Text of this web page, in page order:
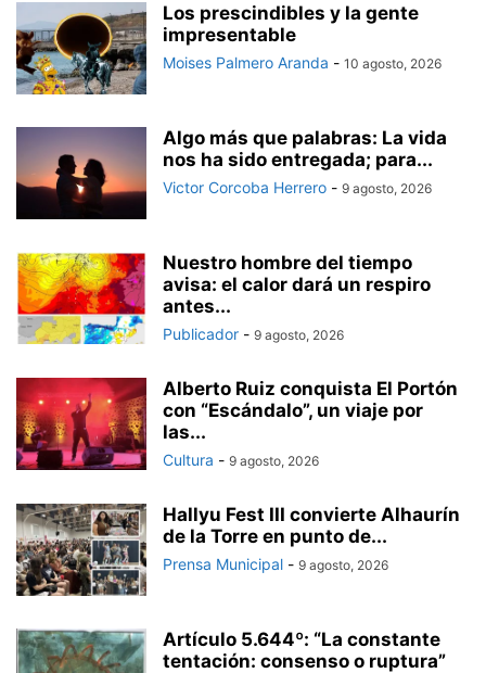
Los prescindibles y la gente
impresentable
Moises Palmero Aranda - 10 agosto, 2026
Algo más que palabras: La vida
nos ha sido entregada; para...
Victor Corcoba Herrero - 9 agosto, 2026
Nuestro hombre del tiempo
avisa: el calor dará un respiro
antes...
Publicador - 9 agosto, 2026
Alberto Ruiz conquista El Portón
con “Escándalo”, un viaje por
las...
Cultura - 9 agosto, 2026
Hallyu Fest III convierte Alhaurín
de la Torre en punto de...
Prensa Municipal - 9 agosto, 2026
Artículo 5.644º: “La constante
tentación: consenso o ruptura”